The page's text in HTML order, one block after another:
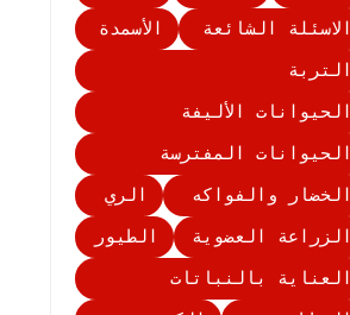
الاسئلة الشائعة
الأسمدة
التربة
الحيوانات الأليفة
الحيوانات المفترسة
الخضار والفواكه
الري
الزراعة العضوية
الطيور
العناية بالنباتات